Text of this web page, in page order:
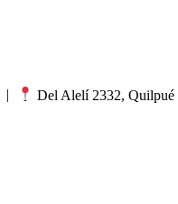
Del Alelí 2332, Quilpué